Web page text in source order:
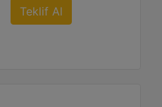
Teklif Al